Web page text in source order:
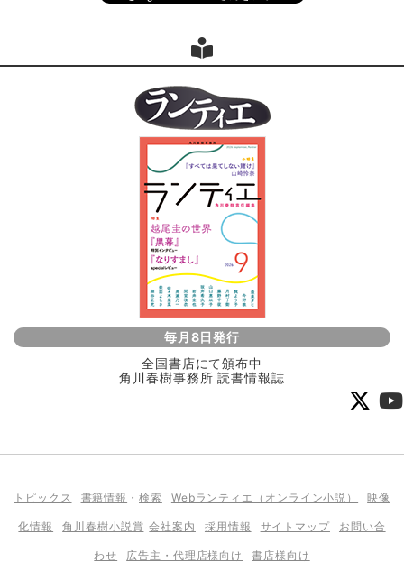
毎月8日発行
全国書店にて頒布中
角川春樹事務所 読書情報誌
トピックス 書籍情報 ・検索 Webランティエ（オンライン小説） 映像
化情報 角川春樹小説賞 会社案内 採用情報 サイトマップ お問い合
わせ 広告主・代理店様向け 書店様向け